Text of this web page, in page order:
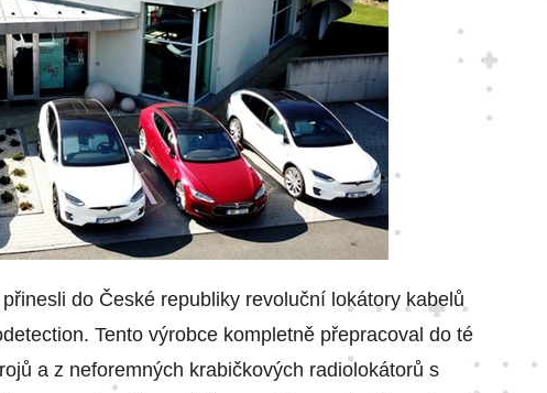
do České republiky revoluční lokátory kabelů
Tento výrobce kompletně přepracoval do té
a z neforemných krabičkových radiolokátorů s